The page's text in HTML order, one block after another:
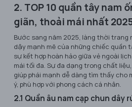
2. TOP 10 quần tây nam
giãn, thoải mái nhất
Bước sang năm 2025, làng thời trang
dậy mạnh mẽ của những chiếc quần
sự kết hợp hoàn hảo giữa vẻ ngoài
mái tối đa. Sự đa dạng trong chất
giúp phái mạnh dễ dàng tìm thấy cho
ý, phù hợp với phong cách cá nhân.
2.1 Quần âu nam cạp chun dây